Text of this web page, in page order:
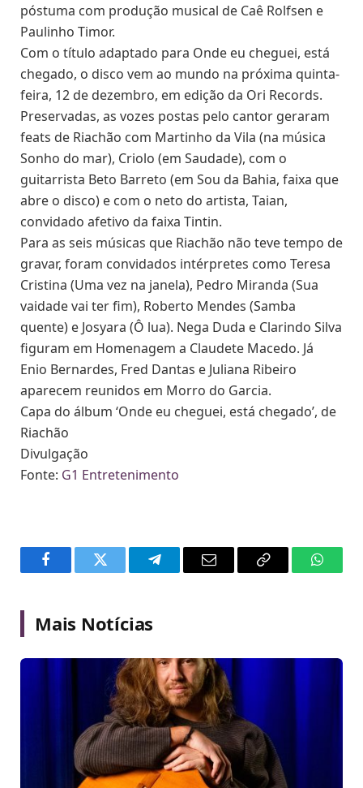
póstuma com produção musical de Caê Rolfsen e
Paulinho Timor.
Com o título adaptado para Onde eu cheguei, está
chegado, o disco vem ao mundo na próxima quinta-
feira, 12 de dezembro, em edição da Ori Records.
Preservadas, as vozes postas pelo cantor geraram
feats de Riachão com Martinho da Vila (na música
Sonho do mar), Criolo (em Saudade), com o
guitarrista Beto Barreto (em Sou da Bahia, faixa que
abre o disco) e com o neto do artista, Taian,
convidado afetivo da faixa Tintin.
Para as seis músicas que Riachão não teve tempo de
gravar, foram convidados intérpretes como Teresa
Cristina (Uma vez na janela), Pedro Miranda (Sua
vaidade vai ter fim), Roberto Mendes (Samba
quente) e Josyara (Ô lua). Nega Duda e Clarindo Silva
figuram em Homenagem a Claudete Macedo. Já
Enio Bernardes, Fred Dantas e Juliana Ribeiro
aparecem reunidos em Morro do Garcia.
Capa do álbum ‘Onde eu cheguei, está chegado’, de
Riachão
Divulgação
Fonte: G1 Entretenimento
FacebookTwitter TelegramEmail
Copy
Mais Notícias